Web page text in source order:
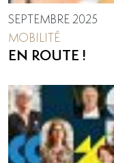
SEPTEMBRE 2025
MOBILITÉ
EN ROUTE !